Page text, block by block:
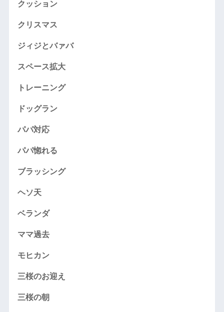
クッション
クリスマス
ジィジとバァバ
スペース拡大
トレーニング
ドッグラン
パパ対応
パパ惚れる
ブラッシング
ヘソ天
ベランダ
ママ過去
モヒカン
三桜のお迎え
三桜の朝